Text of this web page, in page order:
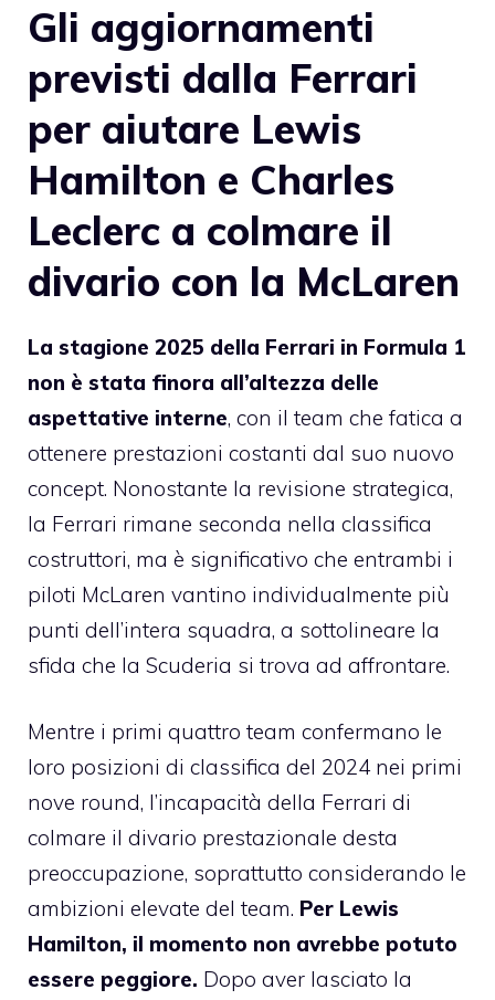
Gli aggiornamenti
previsti dalla Ferrari
per aiutare Lewis
Hamilton e Charles
Leclerc a colmare il
divario con la McLaren
La stagione 2025 della Ferrari in Formula 1
non è stata finora all’altezza delle
aspettative interne, con il team che fatica a
ottenere prestazioni costanti dal suo nuovo
concept. Nonostante la revisione strategica,
la Ferrari rimane seconda nella classifica
costruttori, ma è significativo che entrambi i
piloti McLaren vantino individualmente più
punti dell’intera squadra, a sottolineare la
sfida che la Scuderia si trova ad affrontare.
Mentre i primi quattro team confermano le
loro posizioni di classifica del 2024 nei primi
nove round, l’incapacità della Ferrari di
colmare il divario prestazionale desta
preoccupazione, soprattutto considerando le
ambizioni elevate del team. Per Lewis
Hamilton, il momento non avrebbe potuto
essere peggiore. Dopo aver lasciato la